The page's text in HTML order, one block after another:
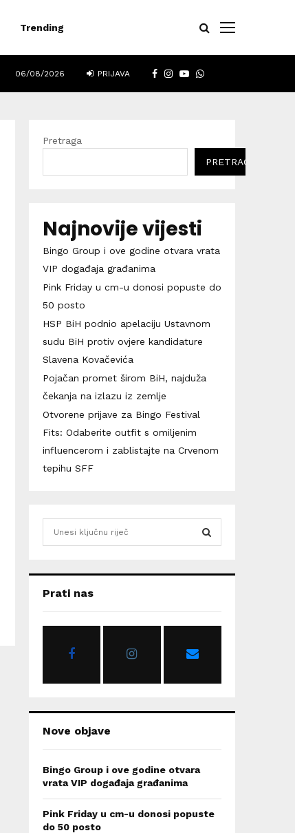
Trending
FACEBOOK
INSTAGRAM
YOUTUBE
WHATSAPP
06/08/2026 PRIJAVA
Pretraga
PRETRAGA
Najnovije vijesti
Bingo Group i ove godine otvara vrata
VIP događaja građanima
Pink Friday u cm-u donosi popuste do
50 posto
HSP BiH podnio apelaciju Ustavnom
sudu BiH protiv ovjere kandidature
Slavena Kovačevića
Pojačan promet širom BiH, najduža
čekanja na izlazu iz zemlje
Otvorene prijave za Bingo Festival
Fits: Odaberite outfit s omiljenim
influencerom i zablistajte na Crvenom
tepihu SFF
h
o
Prati nas
Nove objave
Bingo Group i ove godine otvara
vrata VIP događaja građanima
Pink Friday u cm-u donosi popuste
do 50 posto